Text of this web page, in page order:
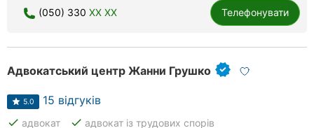
Чернівці
Івано-
Франківськ
Луцьк
(050) 330 XX XX Телефонувати
Адвокатський центр Жанни Грушко
5.0 15 відгуків
done адвокат done адвокат із трудових спорів